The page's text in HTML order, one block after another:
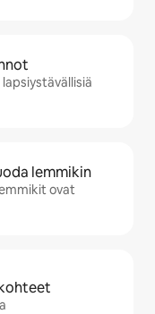
lemmikin
ovat